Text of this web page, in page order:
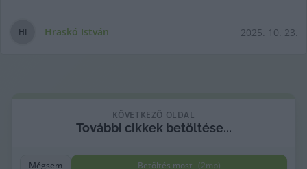
HI Hraskó István 2025. 10. 23.
KÖVETKEZŐ OLDAL
További cikkek betöltése...
Mégsem Betöltés most (2mp)